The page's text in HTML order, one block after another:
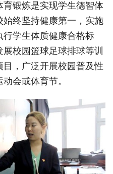
锻炼是实现学生德智体
终坚持健康第一，实施
学生体质健康合格标
校园篮球足球排球等训
，广泛开展校园普及性
会或体育节。